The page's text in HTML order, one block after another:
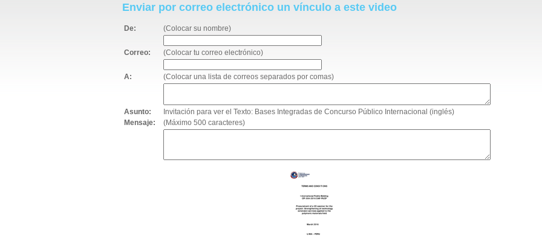
Enviar por correo electrónico un vínculo a este video
De: (Colocar su nombre)
Correo: (Colocar tu correo electrónico)
A: (Colocar una lista de correos separados por comas)
Asunto:
Invitación para ver el Texto: Bases Integradas de Concurso Público Internacional (inglés)
Mensaje:
(Máximo 500 caracteres)